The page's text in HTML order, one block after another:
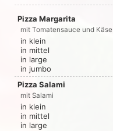
Pizza Margarita
mit Tomatensauce und Käse
in klein
in mittel
in large
in jumbo
Pizza Salami
mit Salami
in klein
in mittel
in large